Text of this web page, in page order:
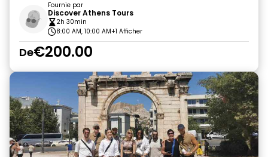
Fournie par
Discover Athens Tours
2h 30min
8:00 AM, 10:00 AM+1 Afficher
De€200.00